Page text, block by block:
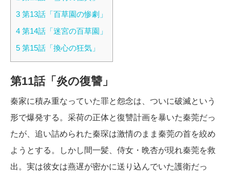
3 第13話「百草園の惨劇」
4 第14話「迷宮の百草園」
5 第15話「換心の狂気」
第11話「炎の復讐」
秦家に積み重なっていた罪と怨念は、ついに破滅という
形で爆発する。采荷の正体と復讐計画を暴いた秦莞だっ
たが、追い詰められた秦琛は激情のまま秦莞の首を絞め
ようとする。しかし間一髪、侍女・晩杏が現れ秦莞を救
出。実は彼女は燕遅が密かに送り込んでいた護衛だっ